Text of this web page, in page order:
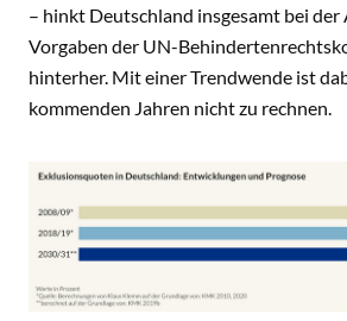
– hinkt Deutschland insgesamt bei der
Vorgaben der UN-
hinterher. Mit einer Trendwende ist
kommenden Jahren nicht zu rechnen.